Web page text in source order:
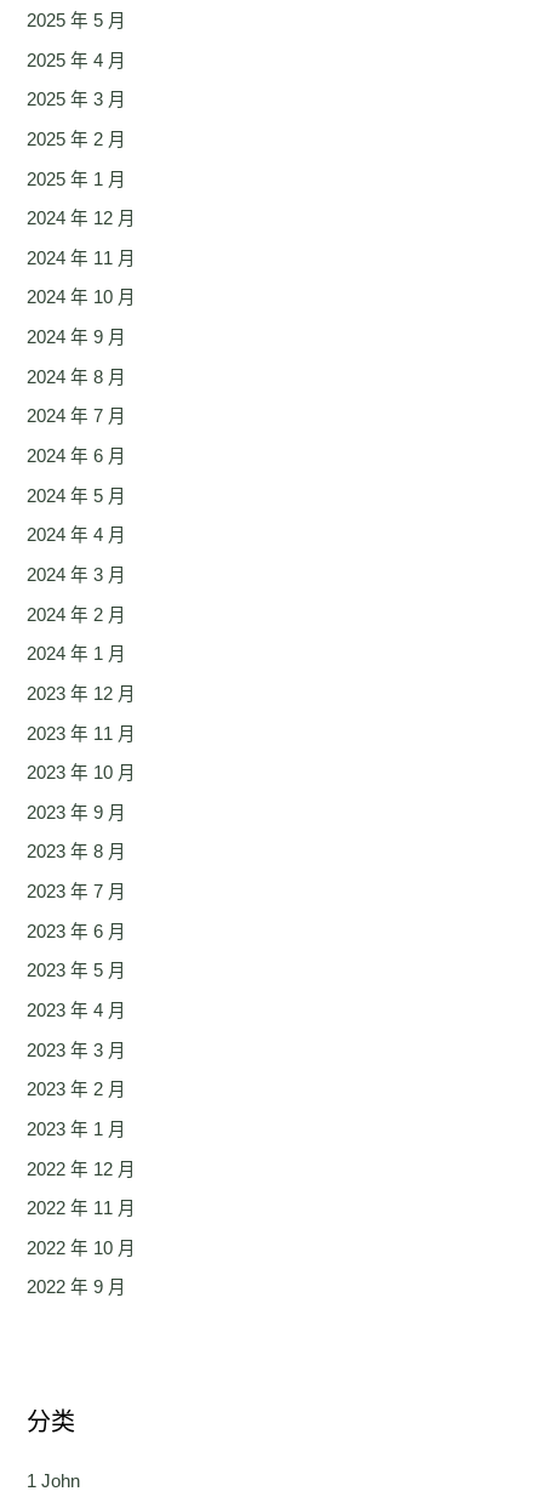
2025 年 5 月
2025 年 4 月
2025 年 3 月
2025 年 2 月
2025 年 1 月
2024 年 12 月
2024 年 11 月
2024 年 10 月
2024 年 9 月
2024 年 8 月
2024 年 7 月
2024 年 6 月
2024 年 5 月
2024 年 4 月
2024 年 3 月
2024 年 2 月
2024 年 1 月
2023 年 12 月
2023 年 11 月
2023 年 10 月
2023 年 9 月
2023 年 8 月
2023 年 7 月
2023 年 6 月
2023 年 5 月
2023 年 4 月
2023 年 3 月
2023 年 2 月
2023 年 1 月
2022 年 12 月
2022 年 11 月
2022 年 10 月
2022 年 9 月
分类
1 John